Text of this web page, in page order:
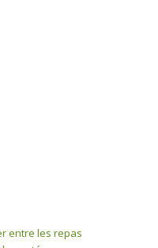
entre les repas